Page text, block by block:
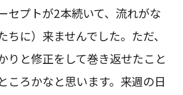
セプトが2本続いて、流れがな
ちに）来ませんでした。ただ、
りと修正をして巻き返せたこと
ころかなと思います。来週の日